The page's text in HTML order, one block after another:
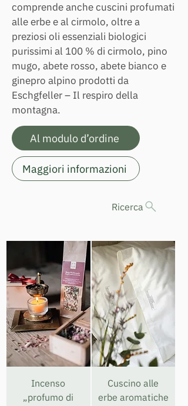
comprende anche cuscini profumati
alle erbe e al cirmolo, oltre a
preziosi oli essenziali biologici
purissimi al 100 % di cirmolo, pino
mugo, abete rosso, abete bianco e
ginepro alpino prodotti da
Eschgfeller – Il respiro della
montagna.
Al modulo d’ordine
Maggiori informazioni
Ricerca
Incenso
„profumo di
Cuscino alle
erbe aromatiche